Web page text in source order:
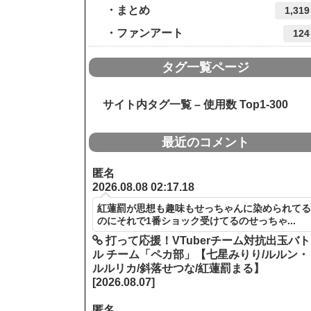
まとめ 1,319
ファンアート 124
タグ一覧ページ
サイト内タグ一覧 – 使用数 Top1-300
最近のコメント
匿名
2026.08.08 02:17.18
紅蓮罰が思想も趣味もせっちゃんに染められてる
のにそれで1番ショック受けてるのせっちゃ...
打って応援！VTuberチーム対抗出玉バト
ル チーム「ペカ部」【七星みりり/ルルン・
ルルリカ/斜落せつな/紅蓮罰まる】
[2026.08.07]